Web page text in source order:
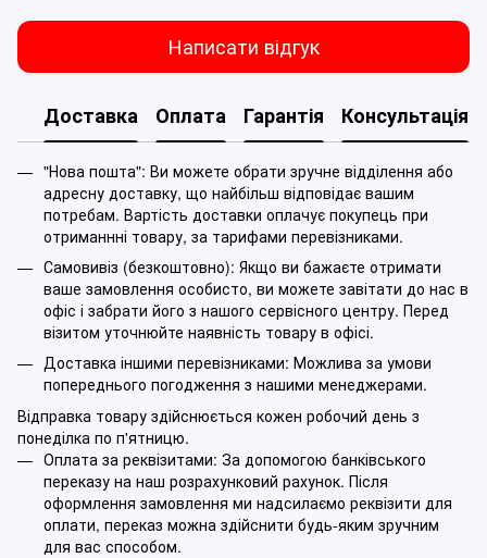
Написати відгук
Доставка Оплата Гарантія Консультація
"Нова пошта": Ви можете обрати зручне відділення або
адресну доставку, що найбільш відповідає вашим
потребам. Вартість доставки оплачує покупець при
отриманнні товару, за тарифами перевізниками.
Самовивіз (безкоштовно): Якщо ви бажаєте отримати
ваше замовлення особисто, ви можете завітати до нас в
офіс і забрати його з нашого сервісного центру. Перед
візитом уточнюйте наявність товару в офісі.
Доставка іншими перевізниками: Можлива за умови
попереднього погодження з нашими менеджерами.
Відправка товару здійснюється кожен робочий день з
понеділка по п'ятницю.
Оплата за реквізитами: За допомогою банківського
переказу на наш розрахунковий рахунок. Після
оформлення замовлення ми надсилаємо реквізити для
оплати, переказ можна здійснити будь-яким зручним
для вас способом.